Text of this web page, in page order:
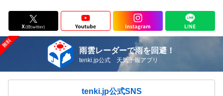
雨雲レーダーで雨を回避！
tenki.jp公式 天気予報アプリ
tenki.jp公式SNS